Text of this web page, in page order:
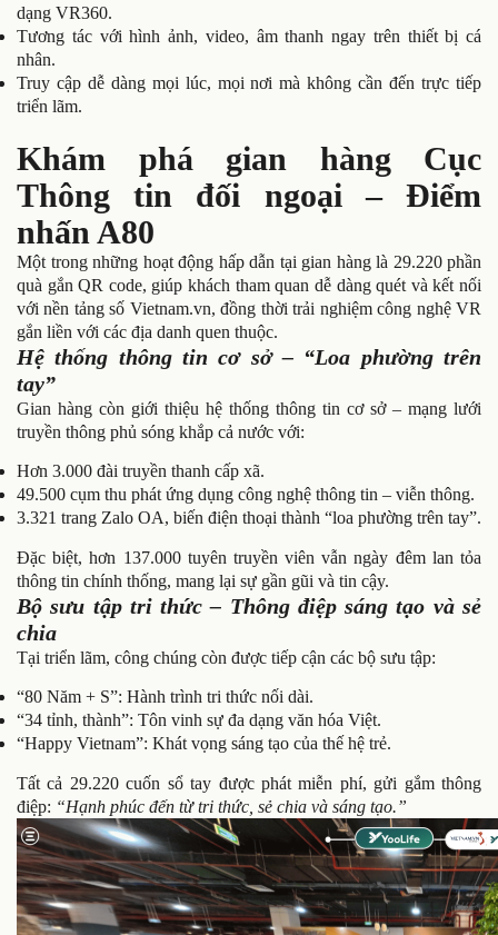
dạng VR360.
Tương tác với hình ảnh, video, âm thanh ngay trên thiết bị cá
nhân.
Truy cập dễ dàng mọi lúc, mọi nơi mà không cần đến trực tiếp
triển lãm.
Khám phá gian hàng Cục
Thông tin đối ngoại – Điểm
nhấn A80
Một trong những hoạt động hấp dẫn tại gian hàng là 29.220 phần
quà gắn QR code, giúp khách tham quan dễ dàng quét và kết nối
với nền tảng số Vietnam.vn, đồng thời trải nghiệm công nghệ VR
gắn liền với các địa danh quen thuộc.
Hệ thống thông tin cơ sở – “Loa phường trên
tay”
Gian hàng còn giới thiệu hệ thống thông tin cơ sở – mạng lưới
truyền thông phủ sóng khắp cả nước với:
Hơn 3.000 đài truyền thanh cấp xã.
49.500 cụm thu phát ứng dụng công nghệ thông tin – viễn thông.
3.321 trang Zalo OA, biến điện thoại thành “loa phường trên tay”.
Đặc biệt, hơn 137.000 tuyên truyền viên vẫn ngày đêm lan tỏa
thông tin chính thống, mang lại sự gần gũi và tin cậy.
Bộ sưu tập tri thức – Thông điệp sáng tạo và sẻ
chia
Tại triển lãm, công chúng còn được tiếp cận các bộ sưu tập:
“80 Năm + S”: Hành trình tri thức nối dài.
“34 tỉnh, thành”: Tôn vinh sự đa dạng văn hóa Việt.
“Happy Vietnam”: Khát vọng sáng tạo của thế hệ trẻ.
Tất cả 29.220 cuốn sổ tay được phát miễn phí, gửi gắm thông
điệp: “Hạnh phúc đến từ tri thức, sẻ chia và sáng tạo.”